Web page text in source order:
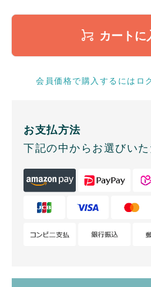
カートに
会員価格で購入するにはロ
お支払方法
下記の中からお選びいた